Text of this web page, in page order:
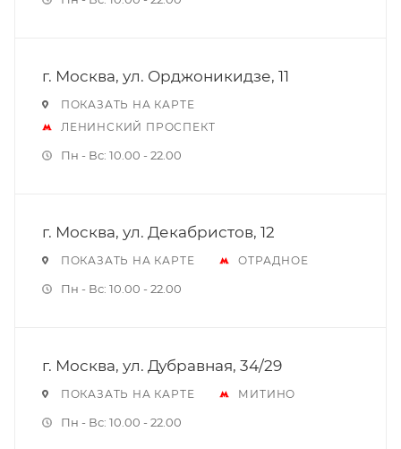
г. Москва, ул. Орджоникидзе, 11
ПОКАЗАТЬ НА КАРТЕ
ЛЕНИНСКИЙ ПРОСПЕКТ
Пн - Вс: 10.00 - 22.00
г. Москва, ул. Декабристов, 12
ПОКАЗАТЬ НА КАРТЕ ОТРАДНОЕ
Пн - Вс: 10.00 - 22.00
г. Москва, ул. Дубравная, 34/29
ПОКАЗАТЬ НА КАРТЕ МИТИНО
Пн - Вс: 10.00 - 22.00